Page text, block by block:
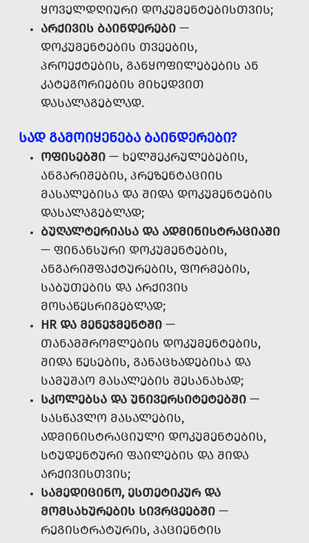
ᲧᲝᲕᲔᲚᲓᲦᲘᲣᲠᲘ ᲓᲝᲙᲣᲛᲔᲜᲢᲔᲑᲘᲡᲗᲕᲘᲡ;
ᲐᲠᲥᲘᲕᲘᲡ ᲑᲐᲘᲜᲓᲔᲠᲔᲑᲘ —
ᲓᲝᲙᲣᲛᲔᲜᲢᲔᲑᲘᲡ ᲗᲕᲔᲔᲑᲘᲡ,
ᲞᲠᲝᲔᲥᲢᲔᲑᲘᲡ, ᲒᲐᲜᲧᲝᲤᲘᲚᲔᲑᲔᲑᲘᲡ ᲐᲜ
ᲙᲐᲢᲔᲒᲝᲠᲘᲔᲑᲘᲡ ᲛᲘᲮᲔᲓᲕᲘᲗ
ᲓᲐᲡᲐᲚᲐᲒᲔᲑᲚᲐᲓ.
ᲡᲐᲓ ᲒᲐᲛᲝᲘᲧᲔᲜᲔᲑᲐ ᲑᲐᲘᲜᲓᲔᲠᲔᲑᲘ?
ᲝᲤᲘᲡᲔᲑᲨᲘ — ᲮᲔᲚᲨᲔᲙᲠᲣᲚᲔᲑᲔᲑᲘᲡ,
ᲐᲜᲒᲐᲠᲘᲨᲔᲑᲘᲡ, ᲞᲠᲔᲖᲔᲜᲢᲐᲪᲘᲘᲡ
ᲛᲐᲡᲐᲚᲔᲑᲘᲡᲐ ᲓᲐ ᲨᲘᲓᲐ ᲓᲝᲙᲣᲛᲔᲜᲢᲔᲑᲘᲡ
ᲓᲐᲡᲐᲚᲐᲒᲔᲑᲚᲐᲓ;
ᲑᲣᲦᲐᲚᲢᲔᲠᲘᲐᲡᲐ ᲓᲐ ᲐᲓᲛᲘᲜᲘᲡᲢᲠᲐᲪᲘᲐᲨᲘ
— ᲤᲘᲜᲐᲜᲡᲣᲠᲘ ᲓᲝᲙᲣᲛᲔᲜᲢᲔᲑᲘᲡ,
ᲐᲜᲒᲐᲠᲘᲨᲤᲐᲥᲢᲣᲠᲔᲑᲘᲡ, ᲤᲝᲠᲛᲔᲑᲘᲡ,
ᲡᲐᲑᲣᲗᲔᲑᲘᲡ ᲓᲐ ᲐᲠᲥᲘᲕᲘᲡ
ᲛᲝᲡᲐᲬᲔᲡᲠᲘᲒᲔᲑᲚᲐᲓ;
HR ᲓᲐ ᲛᲔᲜᲔᲯᲛᲔᲜᲢᲨᲘ —
ᲗᲐᲜᲐᲛᲨᲠᲝᲛᲚᲔᲑᲘᲡ ᲓᲝᲙᲣᲛᲔᲜᲢᲔᲑᲘᲡ,
ᲨᲘᲓᲐ ᲬᲔᲡᲔᲑᲘᲡ, ᲒᲐᲜᲐᲪᲮᲐᲓᲔᲑᲘᲡᲐ ᲓᲐ
ᲡᲐᲛᲣᲨᲐᲝ ᲛᲐᲡᲐᲚᲔᲑᲘᲡ ᲨᲔᲡᲐᲜᲐᲮᲐᲓ;
ᲡᲙᲝᲚᲔᲑᲡᲐ ᲓᲐ ᲣᲜᲘᲕᲔᲠᲡᲘᲢᲔᲢᲔᲑᲨᲘ —
ᲡᲐᲡᲬᲐᲕᲚᲝ ᲛᲐᲡᲐᲚᲔᲑᲘᲡ,
ᲐᲓᲛᲘᲜᲘᲡᲢᲠᲐᲪᲘᲣᲚᲘ ᲓᲝᲙᲣᲛᲔᲜᲢᲔᲑᲘᲡ,
ᲡᲢᲣᲓᲔᲜᲢᲣᲠᲘ ᲤᲐᲘᲚᲔᲑᲘᲡ ᲓᲐ ᲨᲘᲓᲐ
ᲐᲠᲥᲘᲕᲘᲡᲗᲕᲘᲡ;
ᲡᲐᲛᲔᲓᲘᲪᲘᲜᲝ, ᲔᲡᲗᲔᲢᲘᲙᲣᲠ ᲓᲐ
ᲛᲝᲛᲡᲐᲮᲣᲠᲔᲑᲘᲡ ᲡᲘᲕᲠᲪᲔᲔᲑᲨᲘ —
ᲠᲔᲒᲘᲡᲢᲠᲐᲢᲣᲠᲘᲡ, ᲞᲐᲪᲘᲔᲜᲢᲘᲡ